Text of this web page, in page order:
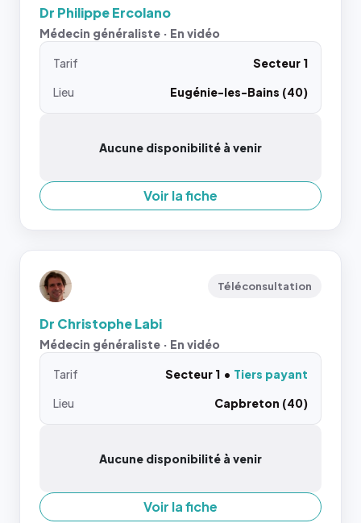
Dr Philippe Ercolano
Médecin généraliste · En vidéo
Tarif
Secteur 1
Lieu
Eugénie-les-Bains (40)
Aucune disponibilité à venir
Voir la fiche
Téléconsultation
Dr Christophe Labi
Médecin généraliste · En vidéo
Tarif Secteur 1
Tiers payant
Lieu
Capbreton (40)
Aucune disponibilité à venir
Voir la fiche